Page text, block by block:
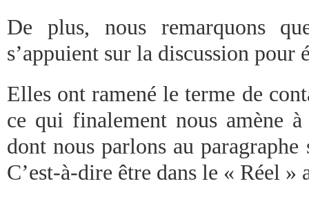
De plus, nous remarquons
s’appuient sur la discussion pour
Elles ont ramené le terme de
ce qui finalement nous amène
dont nous parlons au
C’est-à-dire être dans le « Réel »